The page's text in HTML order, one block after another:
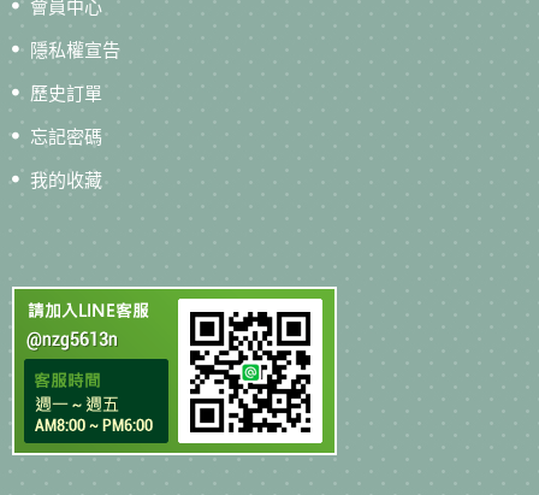
會員中心
隱私權宣告
歷史訂單
忘記密碼
我的收藏